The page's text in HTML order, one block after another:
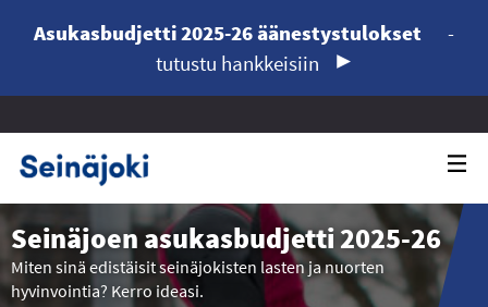
Asukasbudjetti 2025-26 äänestystulokset
-
tutustu hankkeisiin
Seinäjoen asukasbudjetti 2025-26
Miten sinä edistäisit seinäjokisten lasten ja nuorten
hyvinvointia? Kerro ideasi.